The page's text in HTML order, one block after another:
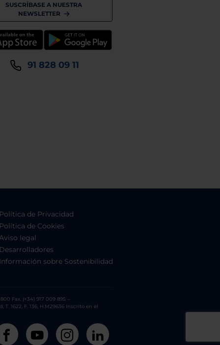
SUSCRÍBASE A NUESTRA
NEWSLETTER
91 828 09 11
Política de Privacidad
Política de Cookies
Aviso legal
Desarrolladores
Información sobre Sostenibilidad
Fax. (+34) 917 009 895 –
1622, F. 136, H.M29636 Inscrito en el